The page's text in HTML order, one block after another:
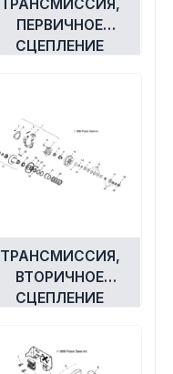
ТРАНСМИССИЯ,
ПЕРВИЧНОЕ
СЦЕПЛЕНИЕ
ТРАНСМИССИЯ,
ВТОРИЧНОЕ
СЦЕПЛЕНИЕ